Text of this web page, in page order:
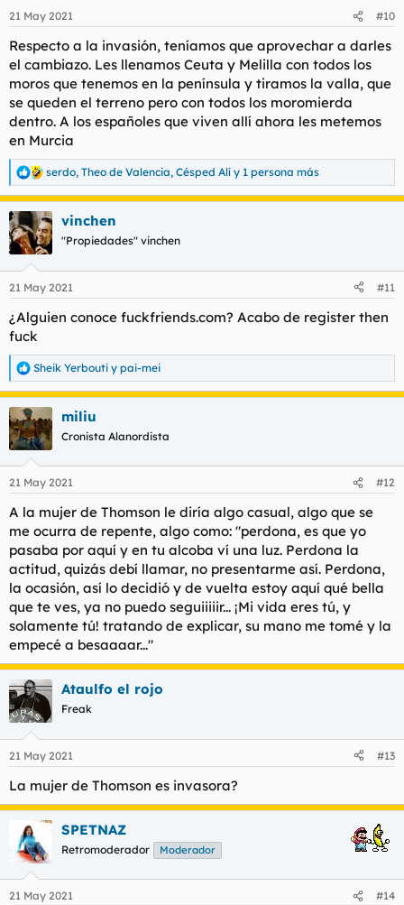
e
:
21 May 2021 #10
Respecto a la invasión, teníamos que aprovechar a darles
el cambiazo. Les llenamos Ceuta y Melilla con todos los
moros que tenemos en la península y tiramos la valla, que
se queden el terreno pero con todos los moromierda
dentro. A los españoles que viven allí ahora les metemos
en Murcia
R
e
a
c
c
e
:
serdo, Theo de Valencia, Césped Alí y 1 persona más
vinchen
"Propiedades" vinchen
21 May 2021 #11
¿Alguien conoce fuckfriends.com? Acabo de register then
fuck
R
e
a
c
c
i
e
:
Sheik Yerbouti y pai-mei
miliu
Cronista Alanordista
21 May 2021 #12
A la mujer de Thomson le diría algo casual, algo que se
me ocurra de repente, algo como: "perdona, es que yo
pasaba por aquí y en tu alcoba ví una luz. Perdona la
actitud, quizás debí llamar, no presentarme así. Perdona,
la ocasión, así lo decidió y de vuelta estoy aquí qué bella
que te ves, ya no puedo seguiiiiir... ¡Mi vida eres tú, y
solamente tú! tratando de explicar, su mano me tomé y la
empecé a besaaaar..."
Ataulfo el rojo
Freak
21 May 2021 #13
La mujer de Thomson es invasora?
SPETNAZ
Retromoderador Moderador
21 May 2021 #14